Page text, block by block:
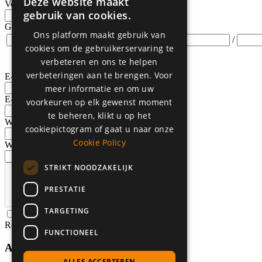
Voor- en achternaam:*
Geboortedatum:
/
/
DD
MM
E-mail:*
E-mail opnieuw intypen:*
Wachtwoord: *
Wachtwoord opnieuw intypen:*
Ik ga akkoord met de
Registreren
Aanmelden
FRENCH
GERMAN
ARABIC
gebruik van cookies.
Ons platform maakt gebruik van
cookies om de gebruikerservaring te
verbeteren en ons te helpen
verbeteringen aan te brengen. Voor
meer informatie en om uw
voorkeuren op elk gewenst moment
te beheren, klikt u op het
cookiepictogram of gaat u naar onze
Cookie Policy
STRIKT NOODZAKELIJK
PRESTATIE
TARGETING
FUNCTIONEEL